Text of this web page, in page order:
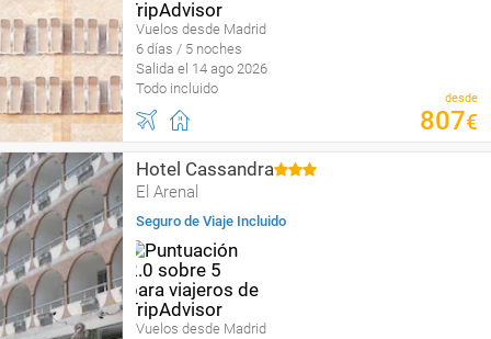
Vuelos desde Madrid
6 días / 5 noches
Salida el 14 ago 2026
Todo incluido
desde
807€
Hotel Cassandra
El Arenal
Seguro de Viaje Incluido
Vuelos desde Madrid